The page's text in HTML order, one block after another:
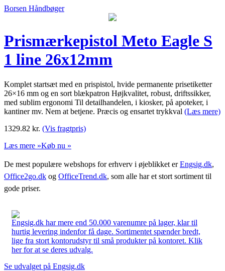
Borsen Håndbøger
Prismærkepistol Meto Eagle S
1 line 26x12mm
Komplet startsæt med en prispistol, hvide permanente prisetiketter
26×16 mm og en sort blækpatron Højkvalitet, robust, driftssikker,
med sublim ergonomi Til detailhandelen, i kiosker, på apoteker, i
kantiner mv. Nem at betjene. Præcis og ensartet trykkval (Læs mere)
1329.82 kr. (Vis fragtpris)
Læs mere »Køb nu »
De mest populære webshops for erhverv i øjeblikket erEngsig.dk,
Office2go.dk og OfficeTrend.dk, som alle har et stort sortiment til
gode priser.
Engsig.dk har mere end 50.000 varenumre på lager, klar til
hurtig levering indenfor få dage. Sortimentet spænder bredt,
lige fra stort kontorudstyr til små produkter på kontoret. Klik
her for at se deres udvalg.
Se udvalget på Engsig.dk